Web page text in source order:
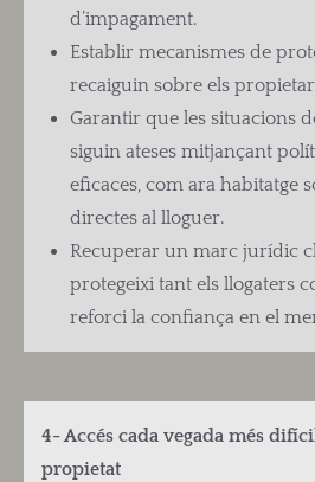
d’impagament.
Establir mecanismes de
recaiguin sobre els
Garantir que les situacions
siguin ateses mitjançant
eficaces, com ara habitatge
directes al lloguer.
Recuperar un marc jurídic
protegeixi tant els llogaters
reforci la confiança en el
4- Accés cada vegada més
propietat